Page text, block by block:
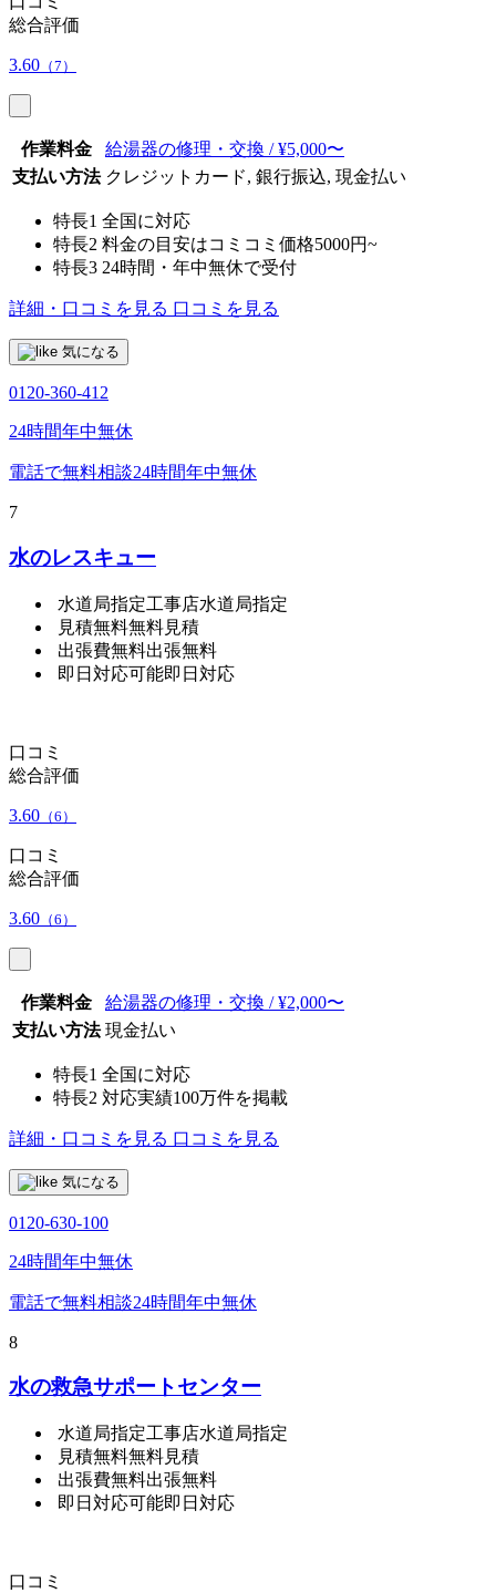
総合評価
3.60 （7）
作業料金
給湯器の修理・交換 / ¥5,000〜
支払い方法 クレジットカード, 銀行振込, 現金払い
特長1 全国に対応
特長2 料金の目安はコミコミ価格5000円~
特長3 24時間・年中無休で受付
詳細・口コミを見る 口コミを見る
気になる
0120-360-412
24時間年中無休
電話で無料相談24時間年中無休
7
水のレスキュー
水道局指定工事店水道局指定
見積無料無料見積
出張費無料出張無料
即日対応可能即日対応
口コミ
総合評価
3.60 （6）
口コミ
総合評価
3.60 （6）
作業料金
給湯器の修理・交換 / ¥2,000〜
支払い方法 現金払い
特長1 全国に対応
特長2 対応実績100万件を掲載
詳細・口コミを見る 口コミを見る
気になる
0120-630-100
24時間年中無休
電話で無料相談24時間年中無休
8
水の救急サポートセンター
水道局指定工事店水道局指定
見積無料無料見積
出張費無料出張無料
即日対応可能即日対応
口コミ